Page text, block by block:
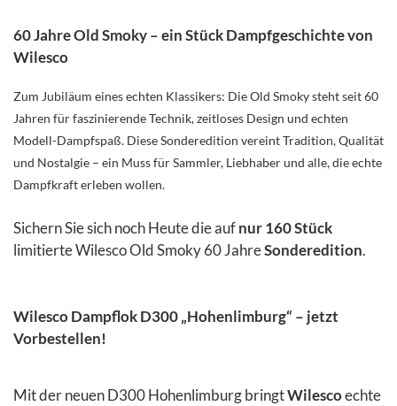
60 Jahre Old Smoky – ein Stück Dampfgeschichte von
Wilesco
Zum Jubiläum eines echten Klassikers: Die Old Smoky steht seit 60
Jahren für faszinierende Technik, zeitloses Design und echten
Modell-Dampfspaß. Diese Sonderedition vereint Tradition, Qualität
und Nostalgie – ein Muss für Sammler, Liebhaber und alle, die echte
Dampfkraft erleben wollen.
Sichern Sie sich noch Heute die aufnur 160 Stück
limitierte Wilesco Old Smoky 60 JahreSonderedition.
Wilesco Dampflok D300 „Hohenlimburg“ – jetzt
Vorbestellen!
Mit der neuen D300 Hohenlimburg bringtWilescoechte